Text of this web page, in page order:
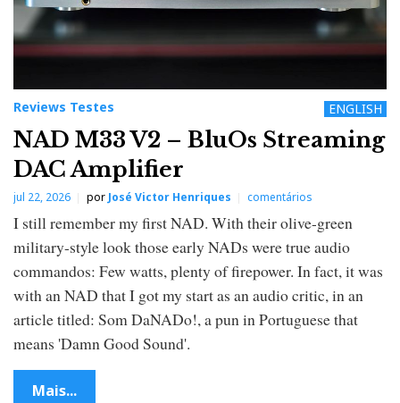
Reviews Testes ENGLISH
NAD M33 V2 – BluOs Streaming
DAC Amplifier
jul 22, 2026 por José Victor Henriques comentários
I still remember my first NAD. With their olive-green
military-style look those early NADs were true audio
commandos: Few watts, plenty of firepower. In fact, it was
with an NAD that I got my start as an audio critic, in an
article titled: Som DaNADo!, a pun in Portuguese that
means 'Damn Good Sound'.
Mais...